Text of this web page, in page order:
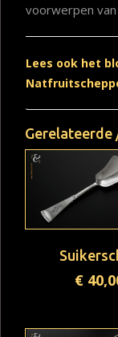
voorwerpen
Lees ook het
Gerelateerde
€